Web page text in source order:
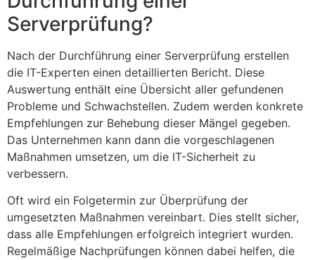
Serverprüfung?
Nach der Durchführung einer Serverprüfung erstellen
die IT-Experten einen detaillierten Bericht. Diese
Auswertung enthält eine Übersicht aller gefundenen
Probleme und Schwachstellen. Zudem werden konkrete
Empfehlungen zur Behebung dieser Mängel gegeben.
Das Unternehmen kann dann die vorgeschlagenen
Maßnahmen umsetzen, um die IT-Sicherheit zu
verbessern.
Oft wird ein Folgetermin zur Überprüfung der
umgesetzten Maßnahmen vereinbart. Dies stellt sicher,
dass alle Empfehlungen erfolgreich integriert wurden.
Regelmäßige Nachprüfungen können dabei helfen, die